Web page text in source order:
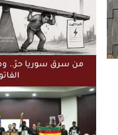
من سرق سوريا حرّ..